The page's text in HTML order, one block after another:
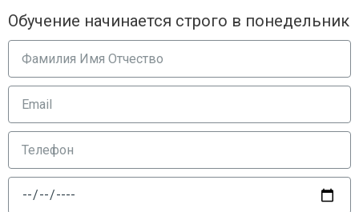
Обучение начинается строго в понедельник